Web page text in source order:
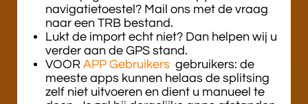
navigatietoestel? Mail ons met de vraag
naar een TRB bestand.
Lukt de import echt niet? Dan helpen wij u
verder aan de GPS stand.
VOOR APP Gebruikers gebruikers: de
meeste apps kunnen helaas de splitsing
zelf niet uitvoeren en dient u manueel te